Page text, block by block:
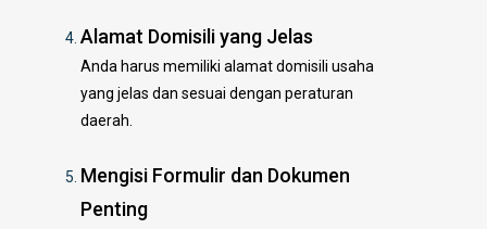
Alamat Domisili yang Jelas
Anda harus memiliki alamat domisili usaha
yang jelas dan sesuai dengan peraturan
daerah.
Mengisi Formulir dan Dokumen
Penting